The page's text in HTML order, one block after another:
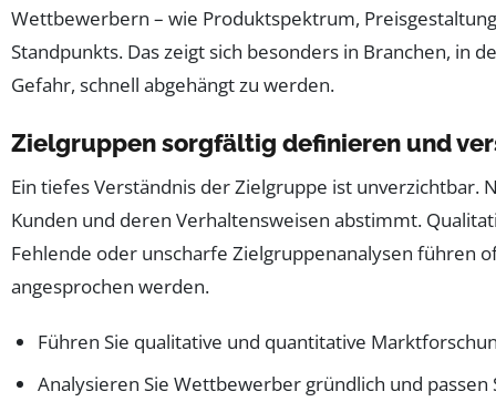
Wettbewerbern – wie Produktspektrum,
Standpunkts. Das zeigt sich besonders in Branchen,
Gefahr, schnell abgehängt zu werden.
Zielgruppen sorgfältig definieren und
Ein tiefes Verständnis der Zielgruppe ist unverzichtbar.
Kunden und deren Verhaltensweisen abstimmt.
Fehlende oder unscharfe Zielgruppenanalysen führen
angesprochen werden.
Führen Sie qualitative und quantitative
Analysieren Sie Wettbewerber gründlich und passen